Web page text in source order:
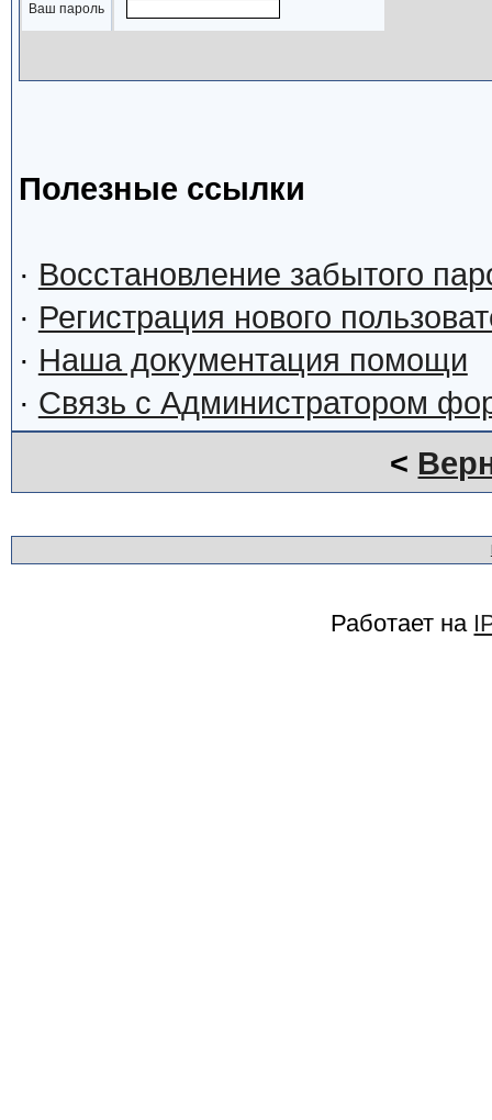
Ваш пароль
Полезные ссылки
· Восстановление забытого
· Регистрация нового
· Наша документация помощи
· Связь с Администратором
<
Работает на